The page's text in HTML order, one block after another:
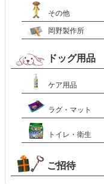
その他
岡野製作所
ドッグ用品
ケア用品
ラグ・マット
トイレ・衛生
ご招待